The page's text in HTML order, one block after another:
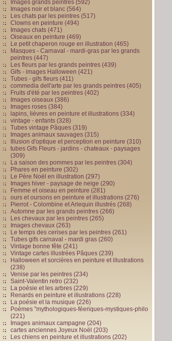
Images grands peintres (592)
Images noir et blanc (564)
Les chats par les peintres (517)
Clowns en peinture (494)
Images chats (471)
Oiseaux en peinture (469)
Le petit chaperon rouge en illustration (465)
Masques - Carnaval - mardi-gras par les grands
peintres (447)
Les fleurs par les grands peintres (439)
Gifs - images Halloween (421)
Tubes - gifs fleurs (411)
commedia dell'arte par les grands peintres (405)
Fruits d'été par les peintres (402)
Images oiseaux (386)
Images roses (384)
lapins, lièvres en peinture et illustrations (334)
vintage - enfants (328)
Tubes vintage Pâques (319)
Images animaux sauvages (315)
Illusion d'optique et perception en peinture (310)
tubes Gifs Fleurs - jardins - chateaux - paysages
(309)
La saison des pommes par les peintres (304)
Phares en peinture (302)
Le Père Noël en illustration (297)
Images hiver - paysage de neige (290)
Femme et oiseau en peinture (281)
ours et oursons en peinture et illustrations (276)
Pierrot - Colombine et Arlequin illustrés (268)
Automne par les grands peintres (266)
Les chevaux par les peintres (265)
Images chevaux (263)
Le temps des cerises par les peintres (261)
Tubes gifs carnaval - mardi gras (260)
Vintage bonne fête (241)
Vintage cartes illustrées Pâques (239)
Halloween et sorcières en peinture et illustrations
(238)
Venise par les peintres (234)
Saint-Valentin retro (232)
La poésie et les arbres (229)
Renards en peinture et illustrations (228)
La poésie et la musique (226)
Poèmes "mythologiques-féeriques-mystiques-philo
(221)
Images animaux campagne (204)
cartes anciennes Joyeux Noël (203)
Les chiens en peinture et illustrations (202)